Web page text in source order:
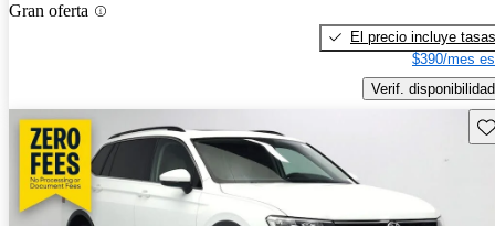
Gran oferta
El precio incluye tasas
$390/mes
Verif. disponibilidad